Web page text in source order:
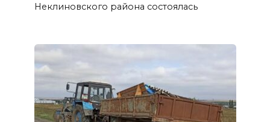
Неклиновского района состоялась